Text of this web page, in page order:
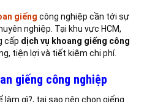
giếng công nghiệp cần tới sự
nghiệp. Tại khu vực HCM,
cấp dịch vụ khoang giếng công
tiện lợi và tiết kiệm chi phí.
giếng công nghiệp
làm gì?, tại sao nên chọn giếng